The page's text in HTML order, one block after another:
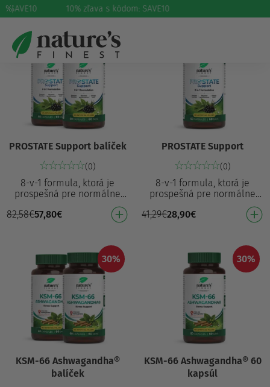
%
SAVE10 10% zľava s kódom: SAVE10
30%
PROSTATE Support balíček
(0)
8-v-1 formula, ktorá je
prospešná pre normálne
fungovanie prostaty⁶ a má
priaznivý vplyv na mužské
82,58€57,80€
PROSTATE Support
(0)
8-v-1 formula, ktorá je
prospešná pre normálne
priaznivo vplýva na mužské
41,29€28,90€
30%
KSM-66 Ashwagandha®
balíček
30%
KSM-66 Ashwagandha® 60
kapsúl